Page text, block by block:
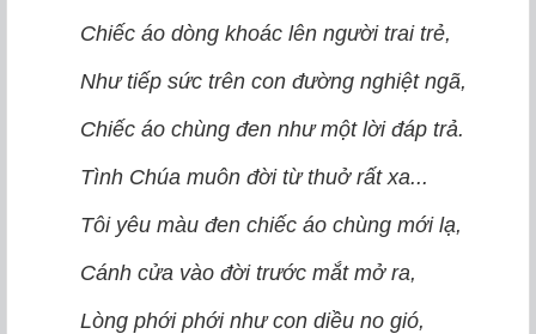
Chiếc áo dòng khoác lên người trai trẻ,
Như tiếp sức trên con đường nghiệt ngã,
Chiếc áo chùng đen như một lời đáp trả.
Tình Chúa muôn đời từ thuở rất xa...
Tôi yêu màu đen chiếc áo chùng mới lạ,
Cánh cửa vào đời trước mắt mở ra,
Lòng phới phới như con diều no gió,